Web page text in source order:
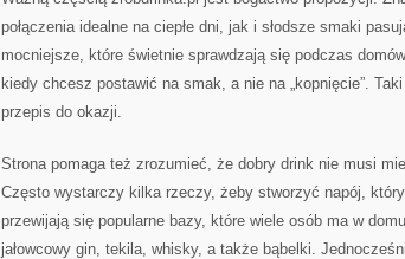
połączenia idealne na ciepłe dni, jak i słodsze smaki
mocniejsze, które świetnie sprawdzają się podczas
kiedy chcesz postawić na smak, a nie na „kopnięcie”.
przepis do okazji.
Strona pomaga też zrozumieć, że dobry drink nie musi
Często wystarczy kilka rzeczy, żeby stworzyć napój,
przewijają się popularne bazy, które wiele osób ma w
jałowcowy gin, tekila, whisky, a także bąbelki.